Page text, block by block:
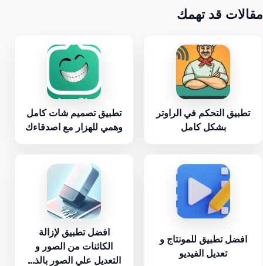
مقالات قد تهمك
تطبيق التحكم في الراوتر
بشكل كامل
تطبيق تصميم شات كامل
وهمي للهزار مع اصدقاءك
افضل تطبيق للمونتاج و
تعديل الفيديو
افضل تطبيق لإزالة
الكائنات من الصور و
التعديل علي الصور بالذ...